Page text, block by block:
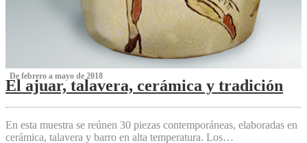
‌ De febrero a mayo de 2018
El ajuar, talavera, cerámica y tradición
‌
En esta muestra se reúnen 30 piezas contemporáneas, elaboradas en
cerámica, talavera y barro en alta temperatura. Los…